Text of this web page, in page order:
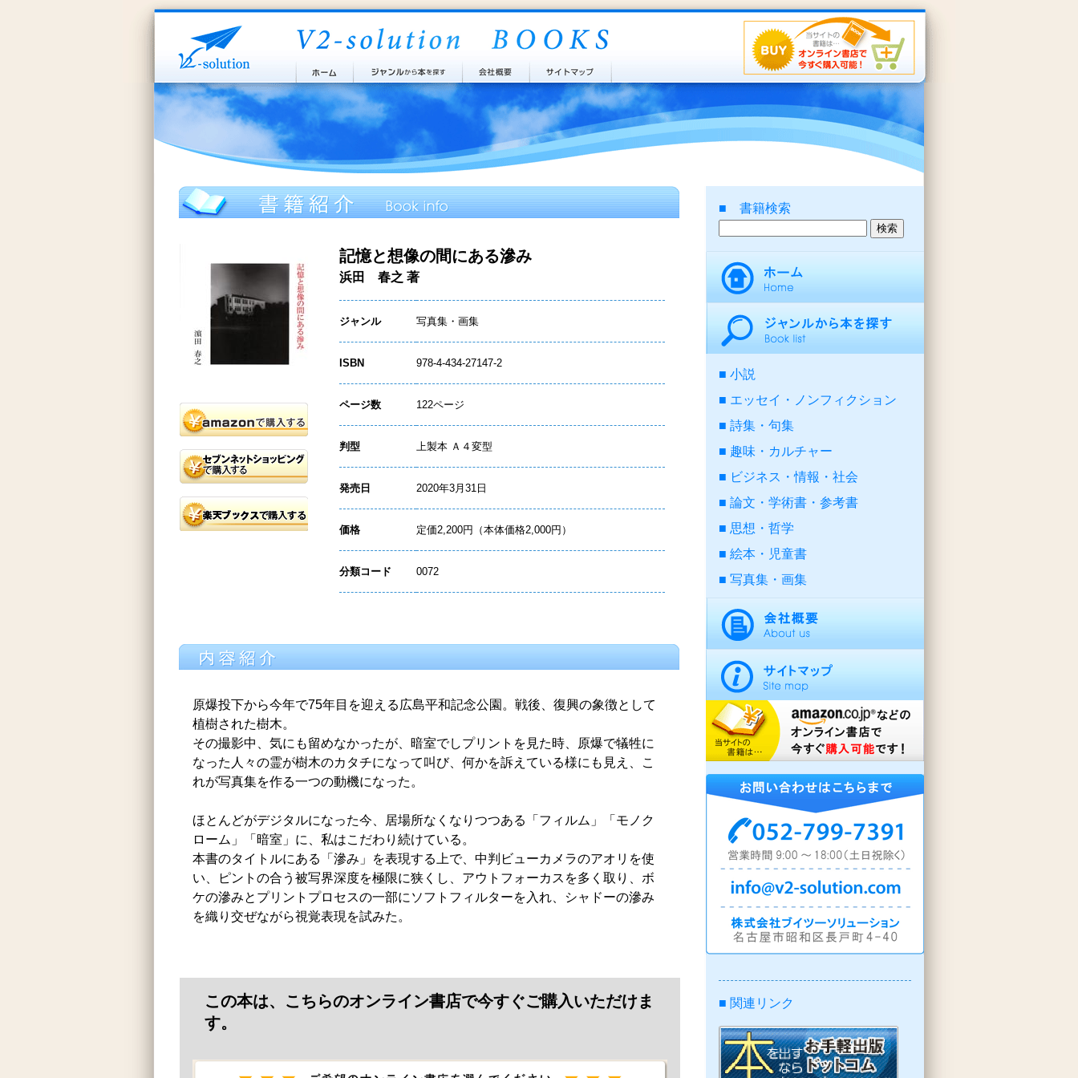
記憶と想像の間にある滲み
浜田 春之 著
ジャンル 写真集・画集
ISBN 978-4-434-27147-2
ページ数 122ページ
判型 上製本 Ａ４変型
発売日 2020年3月31日
価格 定価2,200円（本体価格2,000円）
分類コード 0072
原爆投下から今年で75年目を迎える広島平和記念公園。戦後、復興の象徴として
植樹された樹木。
その撮影中、気にも留めなかったが、暗室でしプリントを見た時、原爆で犠牲に
なった人々の霊が樹木のカタチになって叫び、何かを訴えている様にも見え、こ
れが写真集を作る一つの動機になった。
ほとんどがデジタルになった今、居場所なくなりつつある「フィルム」「モノク
ローム」「暗室」に、私はこだわり続けている。
本書のタイトルにある「滲み」を表現する上で、中判ビューカメラのアオリを使
い、ピントの合う被写界深度を極限に狭くし、アウトフォーカスを多く取り、ボ
ケの滲みとプリントプロセスの一部にソフトフィルターを入れ、シャドーの滲み
を織り交ぜながら視覚表現を試みた。
この本は、こちらのオンライン書店で今すぐご購入いただけま
す。
■ 書籍検索
小説
エッセイ・ノンフィクション
詩集・句集
趣味・カルチャー
ビジネス・情報・社会
論文・学術書・参考書
思想・哲学
絵本・児童書
写真集・画集
■ 関連リンク